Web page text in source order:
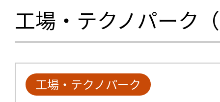
工場・テクノパーク
工場・テクノパーク